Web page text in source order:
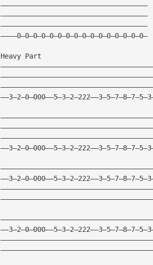
————————————————————————————————————
————————————————————————————————————
————————————————————————————————————
————0—0—0—0—0—0—0—0—0—0—0—0—0—0—0—0—
Heavy Part